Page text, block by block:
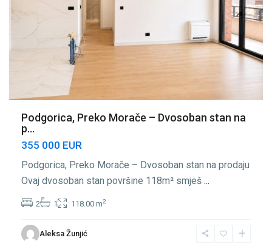
Podgorica, Preko Morače – Dvosoban stan na
p...
355 000 EUR
Podgorica, Preko Morače – Dvosoban stan na prodaju
Ovaj dvosoban stan površine 118m² smješ ...
2 1 118.00 m2
Aleksa Žunjić
Preko
Morače,